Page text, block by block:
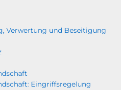
Verwertung und Beseitigung
Eingriffsregelung